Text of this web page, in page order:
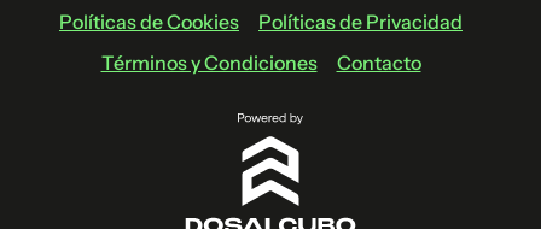
Políticas de Cookies
Políticas de Privacidad
Términos y Condiciones
Contacto